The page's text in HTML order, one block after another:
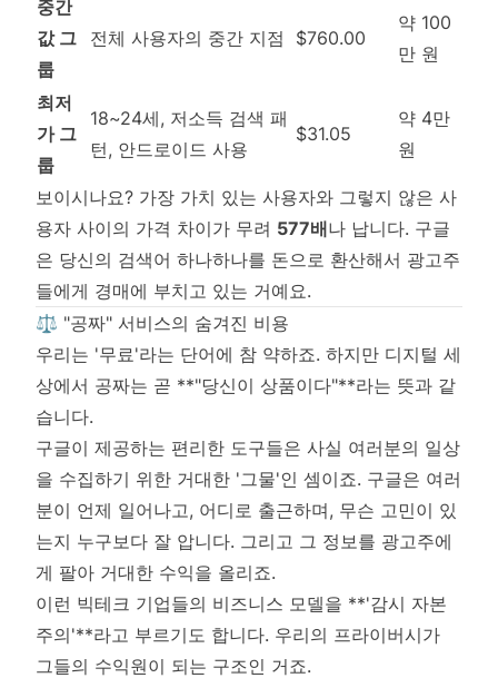
중간
값 그
룹
전체 사용자의 중간 지점 $760.00
약 100
만 원
최저
가 그
룹
18~24세, 저소득 검색 패
턴, 안드로이드 사용
$31.05
약 4만
원
보이시나요? 가장 가치 있는 사용자와 그렇지 않은 사
용자 사이의 가격 차이가 무려 577배나 납니다. 구글
은 당신의 검색어 하나하나를 돈으로 환산해서 광고주
들에게 경매에 부치고 있는 거예요.
⚖️ "공짜" 서비스의 숨겨진 비용
우리는 '무료'라는 단어에 참 약하죠. 하지만 디지털 세
상에서 공짜는 곧 **"당신이 상품이다"**라는 뜻과 같
습니다.
구글이 제공하는 편리한 도구들은 사실 여러분의 일상
을 수집하기 위한 거대한 '그물'인 셈이죠. 구글은 여러
분이 언제 일어나고, 어디로 출근하며, 무슨 고민이 있
는지 누구보다 잘 압니다. 그리고 그 정보를 광고주에
게 팔아 거대한 수익을 올리죠.
이런 빅테크 기업들의 비즈니스 모델을 **'감시 자본
주의'**라고 부르기도 합니다. 우리의 프라이버시가
그들의 수익원이 되는 구조인 거죠.